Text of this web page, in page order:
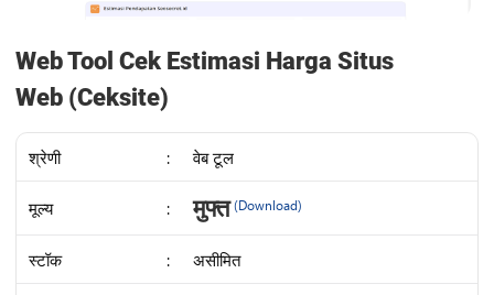
Web Tool Cek Estimasi Harga Situs
Web (Ceksite)
श्रेणी : वेब टूल
मूल्य :
IDR
मुफ्त (Download)
स्टॉक : असीमित